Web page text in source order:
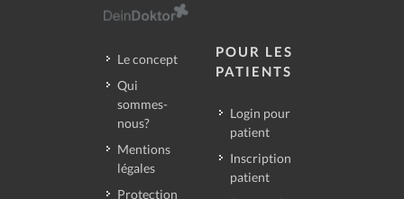
Le concept
Qui
sommes-
nous?
Mentions
légales
Protection
POUR LES
PATIENTS
Login pour
patient
Inscription
patient